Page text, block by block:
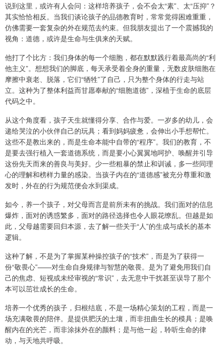
说到这里，或许有人会问：这样培养孩子，会不会太“素”、太“压抑”？
其实恰恰相反。当我们谈论孩子的品德教育时，常常觉得困难重重，
仿佛需要一套复杂的外在规范去约束。但我朋友提出了一个震撼我的
视角：道德，或许是生命与生俱来的天赋。
他打了个比方：我们身体的每一个细胞，都在默默践行着最高尚的“利
他主义”。想想我们的脚底，每天承受着全身的重量，无数皮肤细胞在
摩擦中衰老、脱落，它们“牺牲”了自己，只为整个身体的行走与站
立。这种为了整体利益而甘愿奉献的“细胞道德”，深植于生命的底层
代码之中。
从这个角度看，孩子天生就懂得分享、合作与爱。一岁多的幼儿，会
递给哭泣的小伙伴自己的玩具；看到妈妈疲惫，会伸出小手想帮忙。
这些不是教出来的，而是生命本能中自带的“程序”。我们的教育，不
是要去强行植入一套道德系统，而是要小心翼翼地呵护、唤醒并引导
这份先天而来的善良与美好。少一些粗暴的禁止和训诫，多一些同理
心的理解和榜样力量的感染。当孩子内在的“道德感”被充分尊重和激
发时，外在的行为规范便会水到渠成。
如今，养一个孩子，对父母而言是前所未有的挑战。我们面对的信息
爆炸，面对的诱惑繁多，面对的路径选择也令人眼花缭乱。但越是如
此，父母越需要回归本源，去了解一些关于“人”的生成与成长的基本
逻辑。
这种了解，不是为了掌握某种操控孩子的“技术”，而是为了获得一
份“敬畏心”——对生命自身规律与智慧的敬畏。是为了避免用我们自
己的焦虑、短视或未经审视的“常识”，去无意中干扰甚至误导了那个
本可以茁壮成长的生命。
培养一个优秀的孩子，归根结底，不是一场精心策划的工程，而是一
场充满敬畏的陪伴。是提供肥沃的土壤，而非扭曲生长的模具；是唤
醒内在的光芒，而非涂抹外在的颜料；是与他一起，聆听生命的律
动，与天地共呼吸。